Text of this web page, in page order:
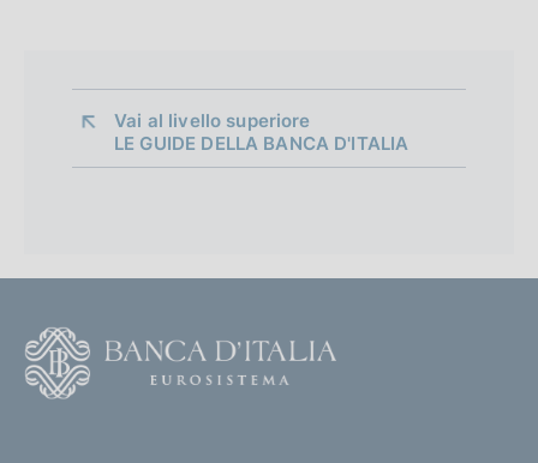
Vai al livello superiore
LE GUIDE DELLA BANCA D'ITALIA